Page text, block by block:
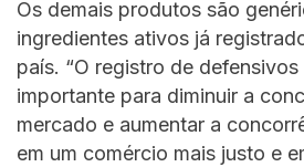
Os demais produtos são
ingredientes ativos já
país. “O registro de
importante para diminuir a
mercado e aumentar a
em um comércio mais justo e